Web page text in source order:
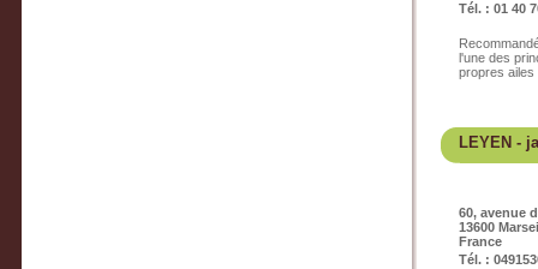
Tél. : 01 40
l'une des
propres ailes
LEYEN -
60, avenue
13600
France
Tél. :